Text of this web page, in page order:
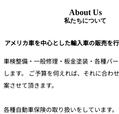
About Us
私たちについて
アメリカ車を中心とした輸入車の販売を行
車検整備・一般修理・板金塗装・各種パ
します。 ご予算を伺えれば、それに合わ
案させて頂きます。
各種自動車保険の取り扱いをしています。